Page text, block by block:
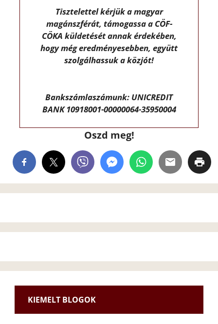
Tisztelettel kérjük a magyar
magánszférát, támogassa a CÖF-
CÖKA küldetését annak érdekében,
hogy még eredményesebben, együtt
szolgálhassuk a közjót!
Bankszámlaszámunk: UNICREDIT
BANK 10918001-00000064-35950004
Oszd meg!
KIEMELT BLOGOK